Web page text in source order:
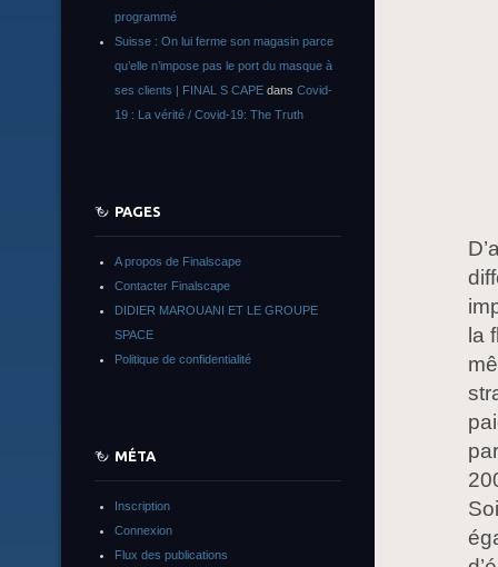
la
programmé
Suisse : On lui ferme son magasin parce
qu’elle n’impose pas le port du masque à
ses clients | FINAL S CAPE dans Covid-
19 : La vérité / Covid-19: The Truth
PAGES
A propos de Finalscape
Contacter Finalscape
DIDIER MAROUANI ET LE GROUPE
SPACE
Politique de confidentialité
MÉTA
Inscription
Connexion
Flux des publications